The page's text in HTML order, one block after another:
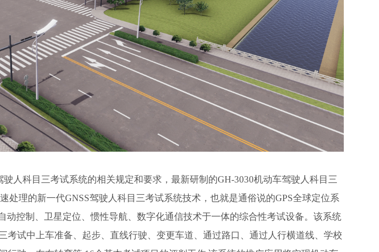
人科目三考试系统的相关规定和要求，最新研制的GH-3030机动车驾驶人科目三
处理的新一代GNSS驾驶人科目三考试系统技术，也就是通俗说的GPS全球定位系
动控制、卫星定位、惯性导航、数字化通信技术于一体的综合性考试设备。该系统
试中上车准备、起步、直线行驶、变更车道、通过路口、通过人行横道线、学校